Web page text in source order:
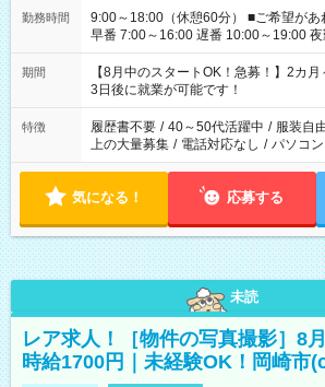
勤務時間
9:00～18:00（休憩60分） ■ご希望があれば下記シフトもOK！
早番 7:00～16:00 遅番 10:00～19:00 夜勤
と休みを合わせたい」 「余裕を持って
「できれば残業はしたくない」 など、
ね。 ※Wワーク希望の方へ 今ご覧のお仕事で希望する勤務時間
と、もう1つのお仕事の勤務時間。 合
合は応募できません。
期間
【8月中のスタートOK！急募！】2カ
3日後に就業が可能です！
特徴 履歴書不要 / 40～50代活躍中 / 服装自
上の大量募集 / 電話対応なし / パソコ
気になる！ 応募する
未読
レア求人！［物件の写真撮影］8
時給1700円｜未経験OK！岡崎市